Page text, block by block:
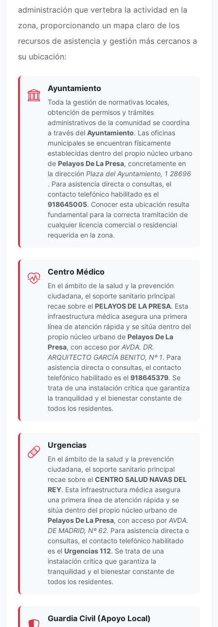
administración que vertebra la actividad en la
zona, proporcionando un mapa claro de los
recursos de asistencia y gestión más cercanos a
su ubicación:
Ayuntamiento
Toda la gestión de normativas locales,
obtención de permisos y trámites
administrativos de la comunidad se coordina
a través del Ayuntamiento. Las oficinas
municipales se encuentran físicamente
establecidas dentro del propio núcleo urbano
de Pelayos De La Presa, concretamente en
la dirección Plaza del Ayuntamiento, 1 28696
. Para asistencia directa o consultas, el
contacto telefónico habilitado es el
918645005. Conocer esta ubicación resulta
fundamental para la correcta tramitación de
cualquier licencia comercial o residencial
requerida en la zona.
Centro Médico
En el ámbito de la salud y la prevención
ciudadana, el soporte sanitario principal
recae sobre el PELAYOS DE LA PRESA. Esta
infraestructura médica asegura una primera
línea de atención rápida y se sitúa dentro del
propio núcleo urbano de Pelayos De La
Presa, con acceso por AVDA. DR.
ARQUITECTO GARCÍA BENITO, Nº 1. Para
asistencia directa o consultas, el contacto
telefónico habilitado es el 918645379. Se
trata de una instalación crítica que garantiza
la tranquilidad y el bienestar constante de
todos los residentes.
Urgencias
En el ámbito de la salud y la prevención
ciudadana, el soporte sanitario principal
recae sobre el CENTRO SALUD NAVAS DEL
REY. Esta infraestructura médica asegura
una primera línea de atención rápida y se
sitúa dentro del propio núcleo urbano de
Pelayos De La Presa, con acceso por AVDA.
DE MADRID, Nº 62. Para asistencia directa o
consultas, el contacto telefónico habilitado
es el Urgencias 112. Se trata de una
instalación crítica que garantiza la
tranquilidad y el bienestar constante de
todos los residentes.
Guardia Civil (Apoyo Local)